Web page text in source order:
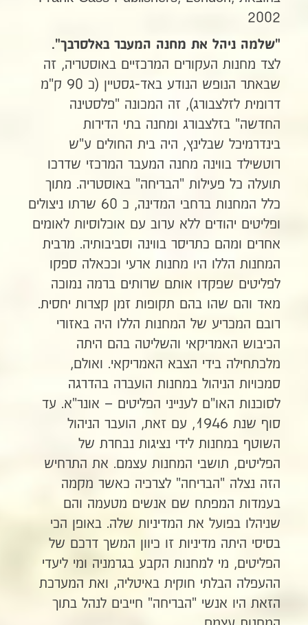
2002
"שלמה ניהל את מחנה המעבר באלסרבך".
לצד מחנות העקורים המרכזיים באוסטריה, זה
שבאתר הנופש הנודע באד-גסטיין (כ 90 ק"מ
דרומית לזלצבורג), זה המכונה "פלסטינה
החדשה" בזלצבורג ומחנה בתי הדירות
בינדרמיכל שבלינץ, היה בית החולים ע"ש
רוטשילד בווינה מחנה המעבר המרכזי שדרכו
תועלה כל פעילות "הבריחה" באוסטריה. מתוך
כלל המחנות ברחבי המדינה, כ 60 שרתו ניצולים
ופליטים יהודים ללא ערוב עם אוכלוסיות לאומים
אחרים ומהם כתריסר בווינה וסביבותיה. מרבית
המחנות הללו היו מחנות ארעי וככאלה ספקו
לפליטים שפקדו אותם שרותים ברמה נמוכה
מאד והם שהו בהם תקופות זמן קצרות יחסית.
רובם המכריע של המחנות הללו היה באזורי
הכיבוש האמריקאי והשליטה בהם היתה
מלכתחילה בידי הצבא האמריקאי. ואולם,
סמכויות הניהול במחנות הועברה בהדרגה
לסוכנות האו"ם לענייני הפליטים – אונר"א. עד
סוף שנת 1946, עם זאת, הועבר הניהול
השוטף במחנות לידי נציגות נבחרת של
הפליטים, תושבי המחנות עצמם. את התרחיש
הזה נצלה "הבריחה" לצרכיה כאשר מקמה
בעמדות המפתח שם אנשים מטעמה והם
שניהלו בפועל את המדיניות שלה. באופן הכי
בסיסי היתה מדיניות זו כיוון המשך דרכם של
הפליטים, מי למחנות הקבע בגרמניה ומי ליעדי
ההעפלה הבלתי חוקית באיטליה, ואת המערכת
הזאת היו אנשי "הבריחה" חייבים לנהל בתוך